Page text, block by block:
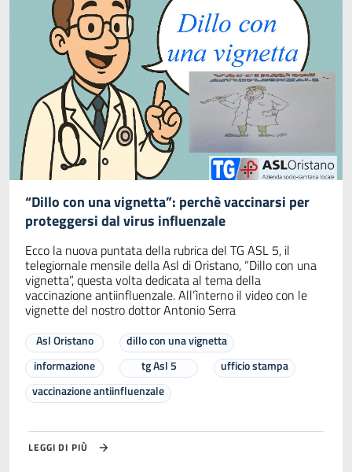
“Dillo con una vignetta”: perchè vaccinarsi per
proteggersi dal virus influenzale
Ecco la nuova puntata della rubrica del TG ASL 5, il
telegiornale mensile della Asl di Oristano, “Dillo con una
vignetta”, questa volta dedicata al tema della
vaccinazione antiinfluenzale. All’ìnterno il video con le
vignette del nostro dottor Antonio Serra
Asl Oristano
dillo con una vignetta
informazione
tg Asl 5
ufficio stampa
vaccinazione antiinfluenzale
LEGGI DI PIÙ